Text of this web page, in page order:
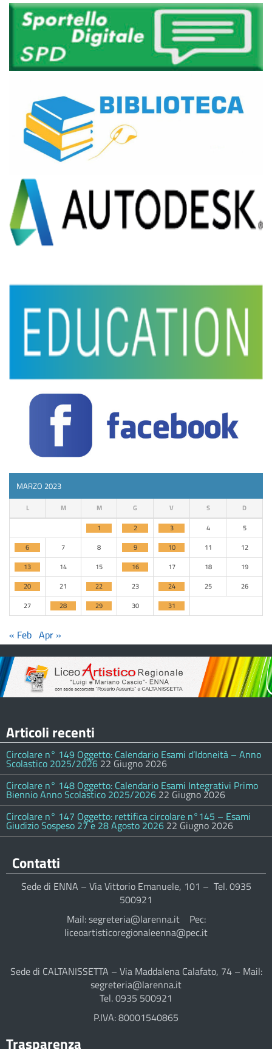
MARZO 2023
L M M G V S D
1 2 3 4
5
6
7 8 9 10 11
12
13
14 15 16 17 18
19
20
21 22 23 24 25
26
27
28 29 30 31
« Feb Apr »
Articoli recenti
Circolare n° 149 Oggetto: Calendario Esami d’Idoneità – Anno
Scolastico 2025/2026 22 Giugno 2026
Circolare n° 148 Oggetto: Calendario Esami Integrativi Primo
Biennio Anno Scolastico 2025/2026 22 Giugno 2026
Circolare n° 147 Oggetto: rettifica circolare n°145 – Esami
Giudizio Sospeso 27 e 28 Agosto 2026 22 Giugno 2026
Contatti
Sede di ENNA – Via Vittorio Emanuele, 101 – Tel. 0935
500921
Mail: segreteria@larenna.it Pec:
liceoartisticoregionaleenna@pec.it
Sede di CALTANISSETTA – Via Maddalena Calafato, 74 – Mail:
segreteria@larenna.it
Tel. 0935 500921
P.IVA: 80001540865
Trasparenza